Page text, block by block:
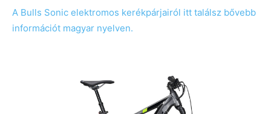
A Bulls Sonic elektromos kerékpárjairól itt találsz bővebb
információt magyar nyelven.